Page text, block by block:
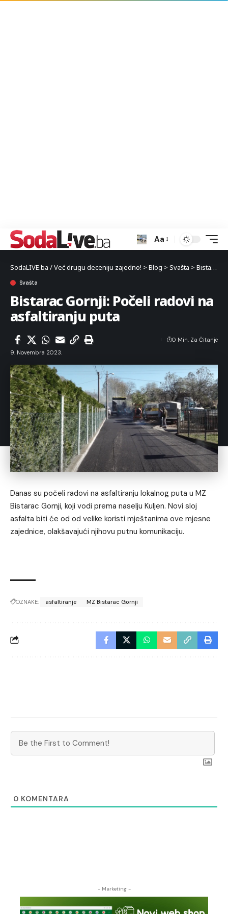
Aa
SodaLIVE.ba / Već drugu deceniju zajedno! > Blog > Svašta > Bistarac Gornji: Počeli radovi na asfaltiranju puta
Svašta
Bistarac Gornji: Počeli radovi na
asfaltiranju puta
9. Novembra 2023.
0 Min. Za Čitanje
Danas su počeli radovi na asfaltiranju lokalnog puta u MZ
Bistarac Gornji, koji vodi prema naselju Kuljen. Novi sloj
asfalta biti će od od velike koristi mještanima ove mjesne
zajednice, olakšavajući njihovu putnu komunikaciju.
OZNAKE: asfaltiranje MZ Bistarac Gornji
0 KOMENTARA
- Marketing -